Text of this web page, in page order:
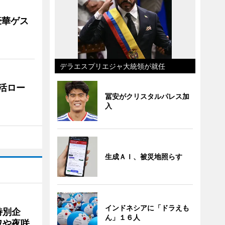
ゲス
ロー
別企
デラエスプリエジャ大統領が就任
冨安がクリスタルパレス加
入
生成ＡＩ、被災地照らす
インドネシアに「ドラえも
ん」１６人